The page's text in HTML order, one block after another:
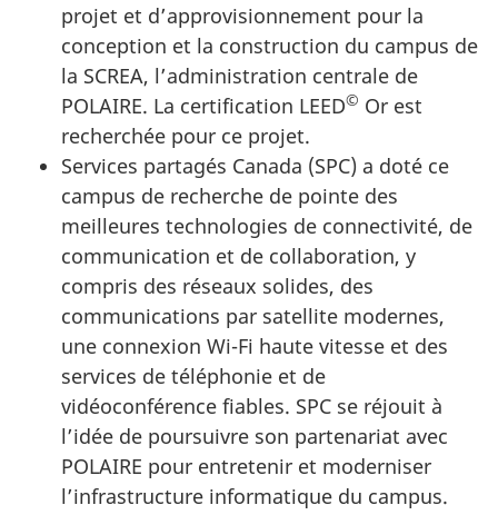
projet et d’approvisionnement pour la
conception et la construction du campus de
la SCREA, l’administration centrale de
POLAIRE. La certification LEED© Or est
recherchée pour ce projet.
Services partagés Canada (SPC) a doté ce
campus de recherche de pointe des
meilleures technologies de connectivité, de
communication et de collaboration, y
compris des réseaux solides, des
communications par satellite modernes,
une connexion Wi-Fi haute vitesse et des
services de téléphonie et de
vidéoconférence fiables. SPC se réjouit à
l’idée de poursuivre son partenariat avec
POLAIRE pour entretenir et moderniser
l’infrastructure informatique du campus.